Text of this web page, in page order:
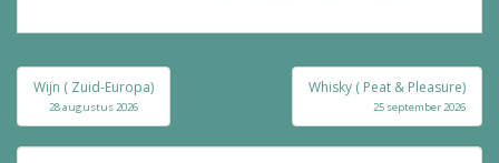
Bericht
navigatie
Wijn ( Zuid-Europa)
28 augustus 2026
Whisky ( Peat & Pleasure)
25 september 2026